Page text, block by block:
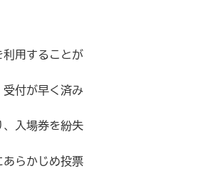
用することが
付が早く済み
入場券を紛失
あらかじめ投票